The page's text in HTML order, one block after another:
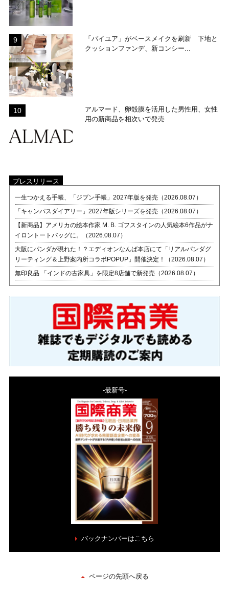
「バイユア」がベースメイクを刷新 下地と
クッションファンデ、新コンシー...
アルマード、卵殻膜を活用した男性用、女性
用の新商品を相次いで発売
プレスリリース
一生つかえる手帳、「ジブン手帳」2027年版を発売（2026.08.07）
「キャンパスダイアリー」2027年版シリーズを発売（2026.08.07）
【新商品】アメリカの絵本作家 M. B. ゴフスタインの人気絵本6作品がナ
イロントートバッグに。（2026.08.07）
大阪にパンダが現れた！？エディオンなんば本店にて「リアルパンダグ
リーティング＆上野案内所コラボPOPUP」開催決定！（2026.08.07）
無印良品 「インドの古家具」を限定8店舗で新発売（2026.08.07）
-最新号-
バックナンバーはこちら
ページの先頭へ戻る